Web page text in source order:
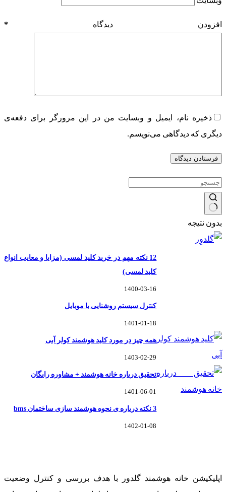
افزودن دیدگاه *
ذخیره نام، ایمیل و وبسایت من در این مرورگر برای دفعه‌ی
دیگری که دیدگاهی می‌نویسم.
فرستادن دیدگاه
بدون نتیجه
12 نکته مهم در خرید کلید لمسی (مزایا و معایب انواع
کلید لمسی)
1400-03-16
کنترل سیستم روشنایی با موبایل
1401-01-18
همه چیز در مورد کلید هوشمند کولر آبی
1403-02-29
تحقیق درباره خانه هوشمند + مشاوره رایگان
1401-06-01
3 نکته درباره ی نحوه هوشمند سازی ساختمان bms
1402-01-08
اپلیکیشن خانه هوشمند گلدور با هدف بررسی و کنترل وضعیت